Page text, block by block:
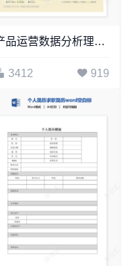
产品运营数据分析理个人简历Word模板
3412 919